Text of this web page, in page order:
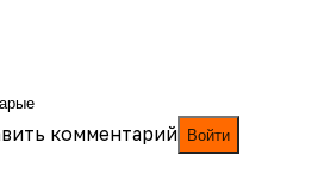
комментарий Войти